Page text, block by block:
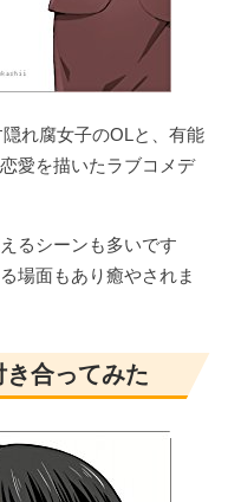
れ腐女子のOLと、有能
愛を描いたラブコメデ
るシーンも多いです
場面もあり癒やされま
合ってみた